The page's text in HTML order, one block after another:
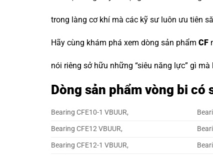
trong làng cơ khí mà các kỹ sư luôn ưu tiên
Hãy cùng khám phá xem dòng sản phẩm CF
nói riêng sở hữu những “siêu năng lực” gì
Dòng sản phẩm vòng bi có
Bearing CFE10-1 VBUUR,
Bearing CFE12 VBUUR,
Bearing CFE12-1 VBUUR,